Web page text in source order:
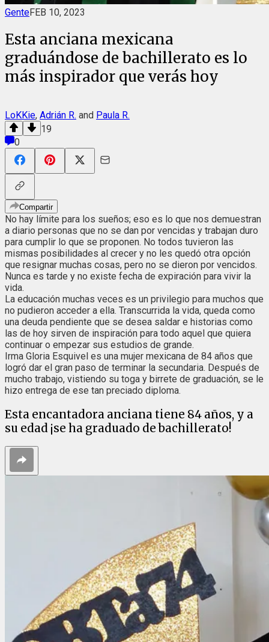
GenteFEB 10, 2023
Esta anciana mexicana
graduándose de bachillerato es lo
más inspirador que verás hoy
LoKKie, Adrián R. and Paula R.
19
0
Compartir
No hay límite para los sueños; eso es lo que nos demuestran
a diario personas que no se dan por vencidas y trabajan duro
para cumplir lo que se proponen. No todos tuvieron las
mismas posibilidades al crecer y no les quedó otra opción
que resignar muchas cosas, pero no se dieron por vencidos.
Nunca es tarde y no existe fecha de expiración para vivir la
vida.
La educación muchas veces es un privilegio para muchos que
no pudieron acceder a ella. Transcurrida la vida, queda como
una deuda pendiente que se desea saldar e historias como
las de hoy sirven de inspiración para todo aquel que quiera
continuar o empezar sus estudios de grande.
Irma Gloria Esquivel es una mujer mexicana de 84 años que
logró dar el gran paso de terminar la secundaria. Después de
mucho trabajo, vistiendo su toga y birrete de graduación, se le
hizo entrega de ese tan preciado diploma.
Esta encantadora anciana tiene 84 años, y a
su edad ¡se ha graduado de bachillerato!